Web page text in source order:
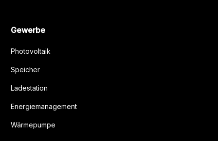
Gewerbe
Photovoltaik
Speicher
Ladestation
Energiemanagement
Wärmepumpe